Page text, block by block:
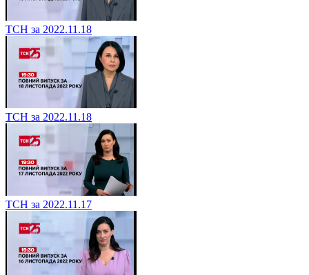
ТСН за 2022.11.18
ТСН за 2022.11.18
ТСН за 2022.11.17